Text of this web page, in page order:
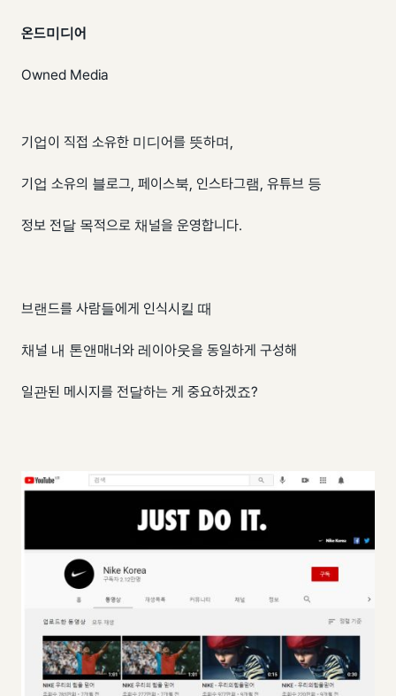
온드미디어
Owned Media
기업이 직접 소유한 미디어를 뜻하며,
기업 소유의 블로그, 페이스북, 인스타그램, 유튜브 등
정보 전달 목적으로 채널을 운영합니다.
브랜드를 사람들에게 인식시킬 때
채널 내 톤앤매너와 레이아웃을 동일하게 구성해
일관된 메시지를 전달하는 게 중요하겠죠?